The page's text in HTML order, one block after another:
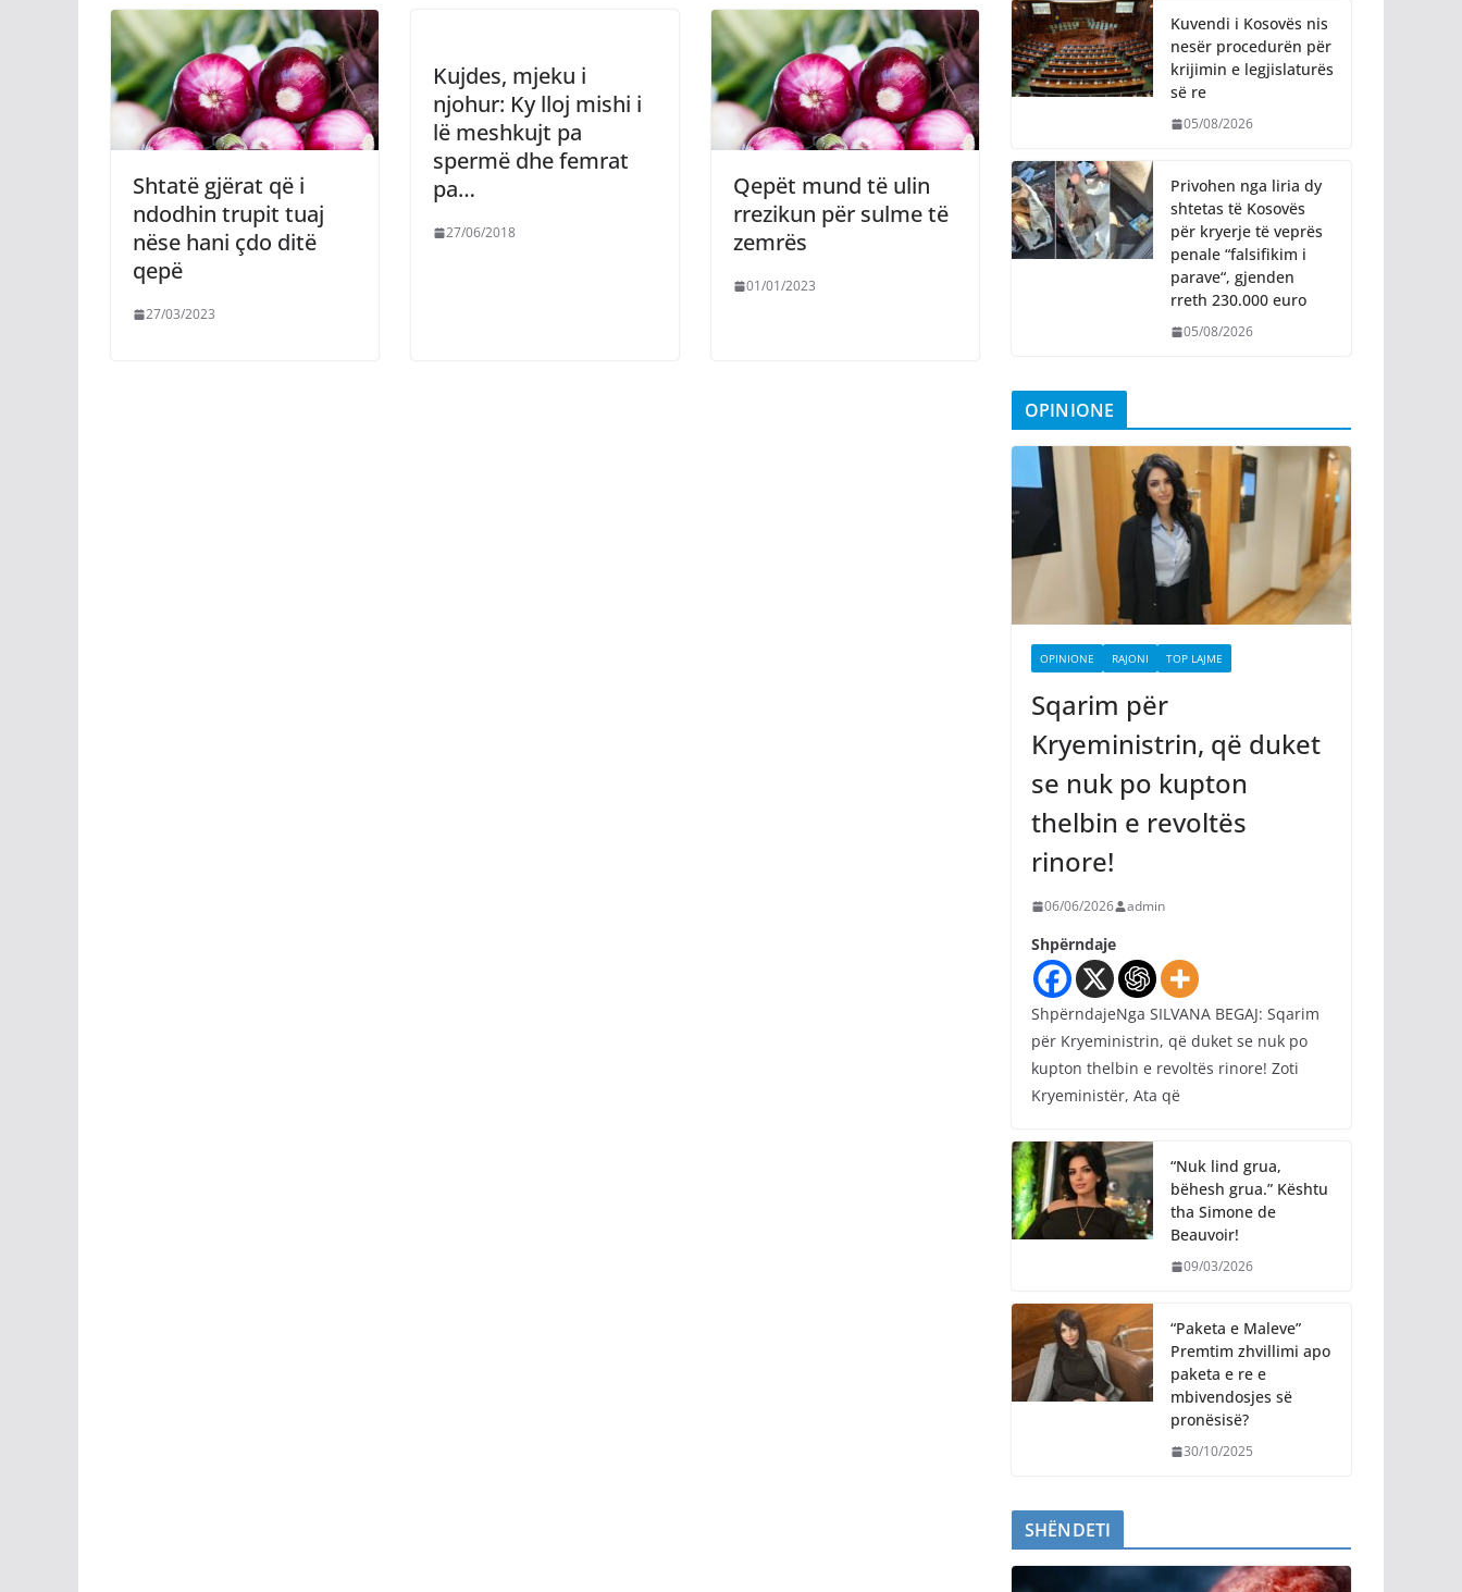
Shtatë gjërat që i
ndodhin trupit tuaj
nëse hani çdo ditë
qepë
27/03/2023
Kujdes, mjeku i
njohur: Ky lloj mishi i
lë meshkujt pa
spermë dhe femrat
pa…
27/06/2018
Qepët mund të ulin
rrezikun për sulme të
zemrës
01/01/2023
Kuvendi i Kosovës nis
nesër procedurën për
krijimin e legjislaturës
së re
05/08/2026
Privohen nga liria dy
shtetas të Kosovës
për kryerje të veprës
penale “falsifikim i
parave“, gjenden
rreth 230.000 euro
05/08/2026
OPINIONE
OPINIONE RAJONI TOP LAJME
Sqarim për
Kryeministrin, që duket
se nuk po kupton
thelbin e revoltës
rinore!
06/06/2026 admin
Shpërndaje
ShpërndajeNga SILVANA BEGAJ: Sqarim
për Kryeministrin, që duket se nuk po
kupton thelbin e revoltës rinore! Zoti
Kryeministër, Ata që
“Nuk lind grua,
bëhesh grua.” Kështu
tha Simone de
Beauvoir!
09/03/2026
“Paketa e Maleve”
Premtim zhvillimi apo
paketa e re e
mbivendosjes së
pronësisë?
30/10/2025
SHËNDETI